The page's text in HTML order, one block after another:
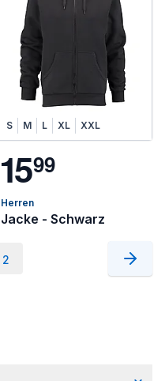
S M L XL XXL
1599
Herren
Jacke - Schwarz
2